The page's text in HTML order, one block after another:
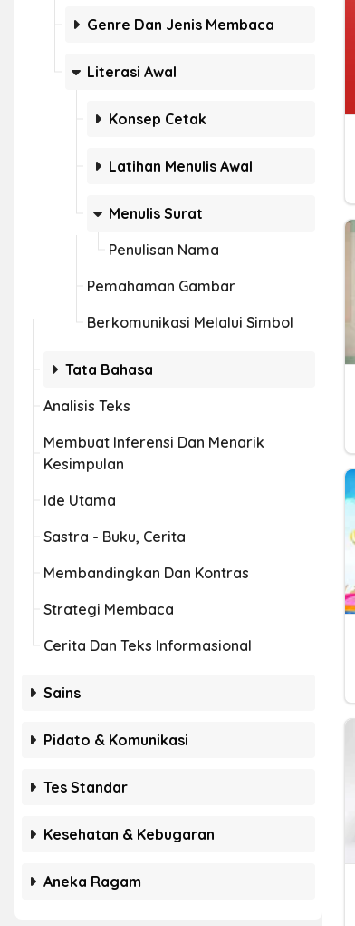
Genre Dan Jenis Membaca
Literasi Awal
Konsep Cetak
Latihan Menulis Awal
Menulis Surat
Penulisan Nama
Pemahaman Gambar
Berkomunikasi Melalui Simbol
Tata Bahasa
Analisis Teks
Membuat Inferensi Dan Menarik
Kesimpulan
Ide Utama
Sastra - Buku, Cerita
Membandingkan Dan Kontras
Strategi Membaca
Cerita Dan Teks Informasional
Sains
Pidato & Komunikasi
Tes Standar
Kesehatan & Kebugaran
Aneka Ragam